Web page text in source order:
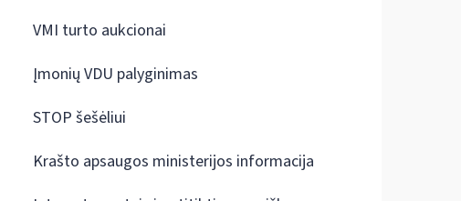
VMI turto aukcionai
Įmonių VDU palyginimas
STOP šešėliui
Krašto apsaugos ministerijos informacija